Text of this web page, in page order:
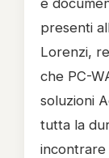
e
presenti
Lorenzi,
che PC-
soluzioni
tutta la